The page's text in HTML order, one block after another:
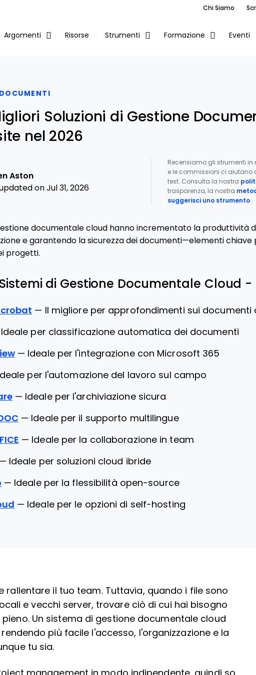
Chi Siamo
Argomenti Risorse Strumenti Formazione Eventi
Soluzioni di Gestione
nel 2026
Aston
on Jul 31, 2026
Recensiamo gli strumenti
e le commissioni ci aiutano
test. Consulta la nostra
trasparenza, la nostra
suggerisci uno strumento.
documentale cloud hanno incrementato la produttività
e garantendo la sicurezza dei documenti—elementi chiave
progetti.
di Gestione Documentale Cloud -
— Il migliore per approfondimenti sui documenti
Ideale per classificazione automatica dei documenti
— Ideale per l'integrazione con Microsoft 365
Ideale per l'automazione del lavoro sul campo
— Ideale per l'archiviazione sicura
— Ideale per il supporto multilingue
— Ideale per la collaborazione in team
— Ideale per soluzioni cloud ibride
— Ideale per la flessibilità open-source
— Ideale per le opzioni di self-hosting
rallentare il tuo team. Tuttavia, quando i file sono
e vecchi server, trovare ciò di cui hai bisogno
Un sistema di gestione documentale cloud
più facile l'accesso, l'organizzazione e la
tu sia.
management in modo indipendente, quindi so